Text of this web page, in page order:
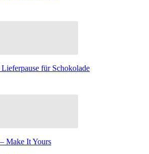
Lieferpause für Schokolade
Make It Yours